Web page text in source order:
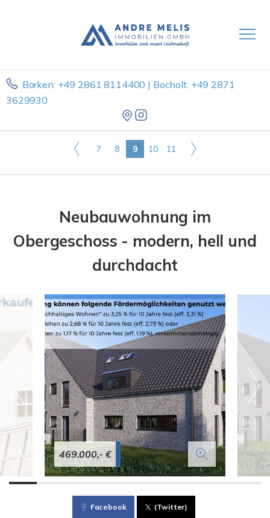
Borken: +49 2861 8114400 | Bocholt: +49 2871
3629930
7 8 9 10 11
Neubauwohnung im
Obergeschoss - modern, hell und
durchdacht
469.000,- €
Facebook (Twitter)